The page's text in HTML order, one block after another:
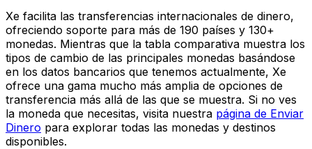
Xe facilita las transferencias internacionales de dinero,
ofreciendo soporte para más de 190 países y 130+
monedas. Mientras que la tabla comparativa muestra los
tipos de cambio de las principales monedas basándose
en los datos bancarios que tenemos actualmente, Xe
ofrece una gama mucho más amplia de opciones de
transferencia más allá de las que se muestra. Si no ves
la moneda que necesitas, visita nuestra página de Enviar
Dinero para explorar todas las monedas y destinos
disponibles.